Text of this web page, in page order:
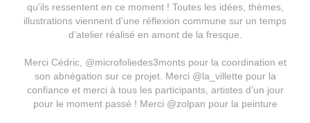
qu’ils ressentent en ce moment ! Toutes les idées, thèmes,
illustrations viennent d’une réflexion commune sur un temps
d’atelier réalisé en amont de la fresque.
Merci Cédric, @microfoliedes3montspour la coordination et
son abnégation sur ce projet. Merci @la_villette pour la
confiance et merci à tous les participants, artistes d’un jour
pour le moment passé ! Merci @zolpan pour la peinture